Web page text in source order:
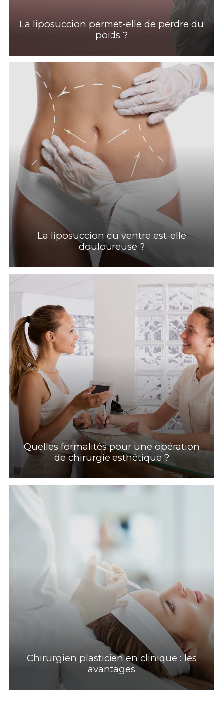
La liposuccion permet-elle de perdre du
poids ?
La liposuccion du ventre est-elle
douloureuse ?
Quelles formalités pour une opération
de chirurgie esthétique ?
Chirurgien plasticien en clinique : les
avantages